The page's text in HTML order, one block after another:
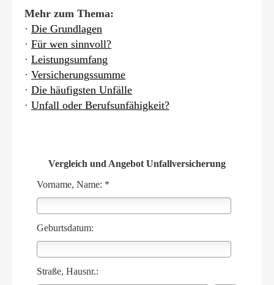
Mehr zum Thema:
· Die Grundlagen
· Für wen sinnvoll?
· Leistungsumfang
· Versicherungssumme
· Die häufigsten Unfälle
· Unfall oder Berufs­unfähig­keit?
Vergleich und Angebot Unfall­ver­si­che­rung
Vorname, Name: *
Geburts­datum:
Straße, Hausnr.: